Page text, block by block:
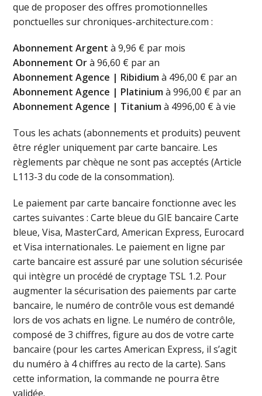
que de proposer des offres promotionnelles
ponctuelles sur chroniques-architecture.com :
Abonnement Argent à 9,96 € par mois
Abonnement Orà 96,60 € par an
Abonnement Agence | Ribidiumà 496,00 € par an
Abonnement Agence | Platiniumà 996,00 € par an
Abonnement Agence | Titaniumà 4996,00 € à vie
Tous les achats (abonnements et produits) peuvent
être régler uniquement par carte bancaire. Les
règlements par chèque ne sont pas acceptés (Article
L113-3 du code de la consommation).
Le paiement par carte bancaire fonctionne avec les
cartes suivantes : Carte bleue du GIE bancaire Carte
bleue, Visa, MasterCard, American Express, Eurocard
et Visa internationales. Le paiement en ligne par
carte bancaire est assuré par une solution sécurisée
qui intègre un procédé de cryptage TSL 1.2. Pour
augmenter la sécurisation des paiements par carte
bancaire, le numéro de contrôle vous est demandé
lors de vos achats en ligne. Le numéro de contrôle,
composé de 3 chiffres, figure au dos de votre carte
bancaire (pour les cartes American Express, il s’agit
du numéro à 4 chiffres au recto de la carte). Sans
cette information, la commande ne pourra être
validée.